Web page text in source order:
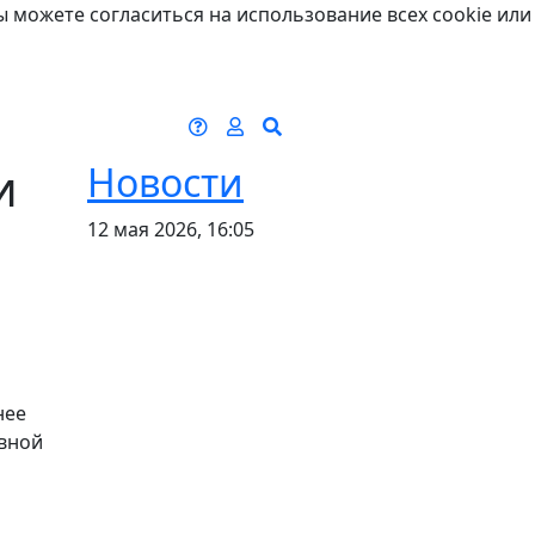
согласиться на использование всех cookie или
Новости
12 мая 2026, 16:05